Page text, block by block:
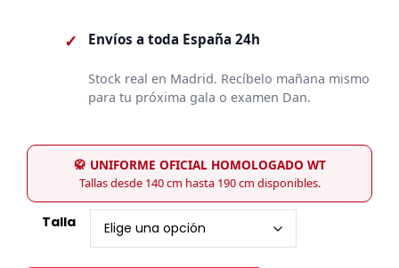
✓ Envíos a toda España 24h
Stock real en Madrid. Recíbelo mañana mismo
para tu próxima gala o examen Dan.
🥋 UNIFORME OFICIAL HOMOLOGADO WT
Tallas desde 140 cm hasta 190 cm disponibles.
Talla